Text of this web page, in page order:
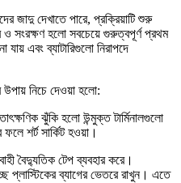
জাদু দেখাতে পারে, প্রক্রিয়াটি শুরু
ও সংরক্ষণ হলো সবচেয়ে গুরুত্বপূর্ণ প্রথম
এবং ব্যাটারিগুলো নিরাপদে
উপায় নিচে দেওয়া হলো:
ঝুঁকি হলো উন্মুক্ত টার্মিনালগুলো
শর্ট সার্কিট হওয়া।
বৈদ্যুতিক টেপ ব্যবহার করে।
প্লাস্টিকের ব্যাগের ভেতরে রাখুন। এতে